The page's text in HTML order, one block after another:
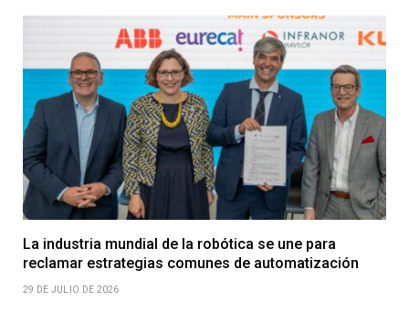
La industria mundial de la robótica se une para
reclamar estrategias comunes de automatización
29 DE JULIO DE 2026